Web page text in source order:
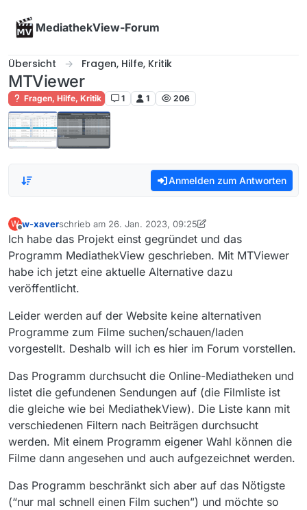
MediathekView-Forum
Übersicht Fragen, Hilfe, Kritik
MTViewer
Fragen, Hilfe, Kritik 1 1 206
Anmelden zum Antworten
W
Offline
w-xaverschrieb am 26. Jan. 2023, 09:25
zuletzt editiert von w-xaver
Ich habe das Projekt einst gegründet und das
Programm MediathekView geschrieben. Mit MTViewer
habe ich jetzt eine aktuelle Alternative dazu
veröffentlicht.
Leider werden auf der Website keine alternativen
Programme zum Filme suchen/schauen/laden
vorgestellt. Deshalb will ich es hier im Forum vorstellen.
Das Programm durchsucht die Online-Mediatheken und
listet die gefundenen Sendungen auf (die Filmliste ist
die gleiche wie bei MediathekView). Die Liste kann mit
verschiedenen Filtern nach Beiträgen durchsucht
werden. Mit einem Programm eigener Wahl können die
Filme dann angesehen und auch aufgezeichnet werden.
Das Programm beschränkt sich aber auf das Nötigste
(“nur mal schnell einen Film suchen”) und möchte so